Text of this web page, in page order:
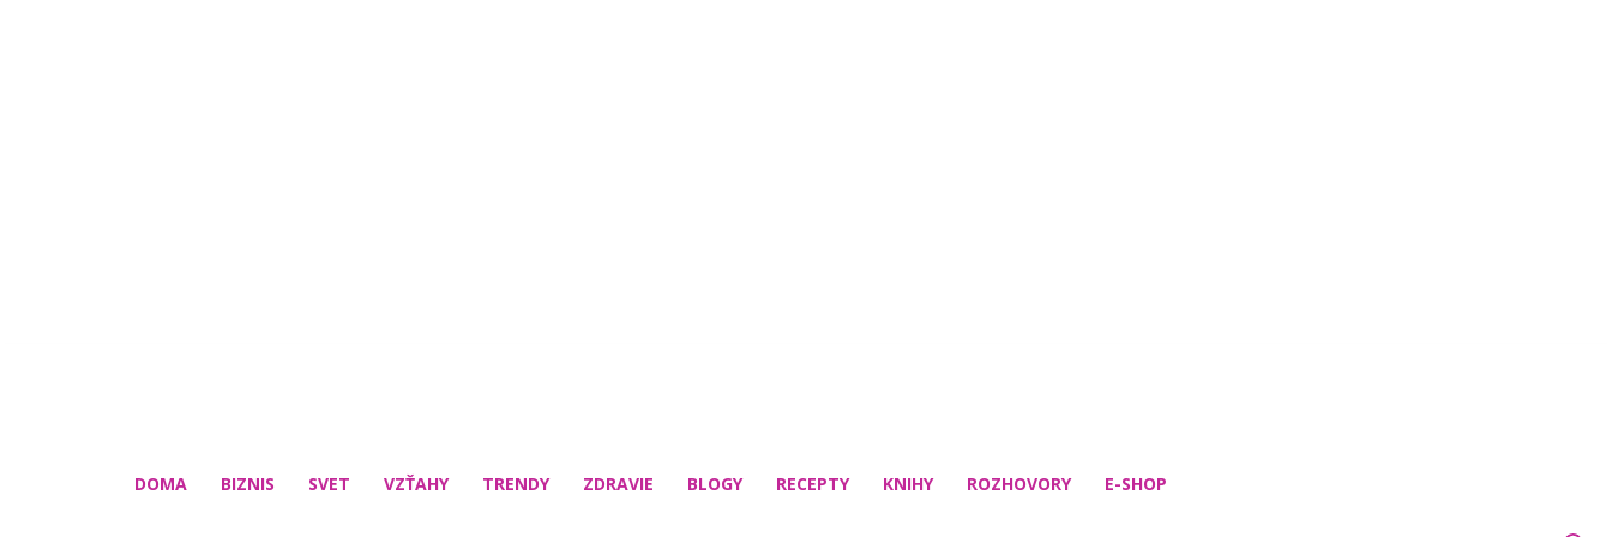
DOMA BIZNIS SVET VZŤAHY TRENDY ZDRAVIE BLOGY RECEPTY KNIHY ROZHOVORY E-SHOP